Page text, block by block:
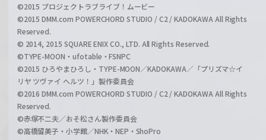
©2015 プロジェクトラブライブ！ムービー
©2015 DMM.com POWERCHORD STUDIO / C2 / KADOKAWA All Rights
Reserved.
© 2014, 2015 SQUARE ENIX CO., LTD. All Rights Reserved.
©TYPE-MOON・ufotable・FSNPC
©2015 ひろやまひろし・TYPE-MOON／KADOKAWA／「プリズマ☆イ
リヤ ツヴァイ ヘルツ！」製作委員会
©2016 DMM.com POWERCHORD STUDIO / C2 / KADOKAWA All Rights
Reserved.
©赤塚不二夫／おそ松さん製作委員会
©高橋留美子・小学館／NHK・NEP・ShoPro